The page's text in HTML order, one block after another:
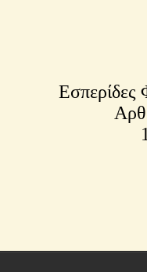
Εσπερίδες